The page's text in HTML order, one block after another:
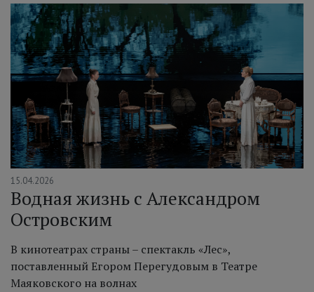
15.04.2026
Водная жизнь c Александром
Островским
В кинотеатрах страны – спектакль «Лес»,
поставленный Егором Перегудовым в Театре
Маяковского на волнах